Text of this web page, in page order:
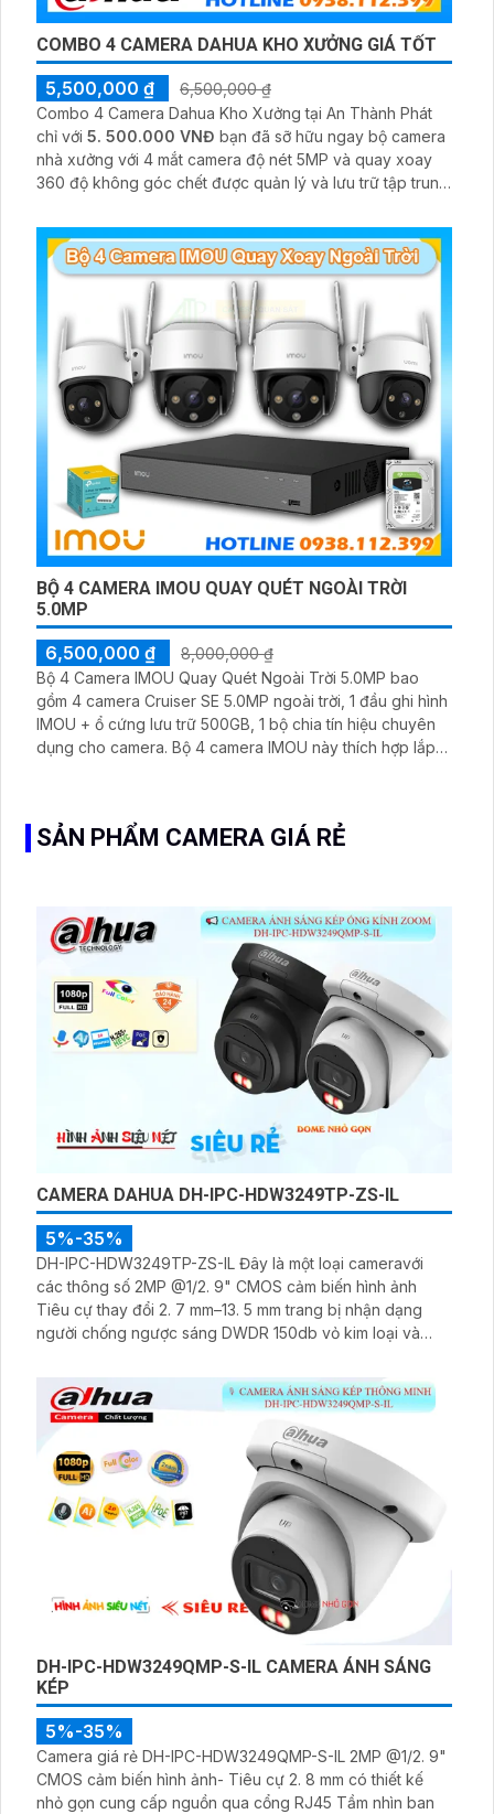
COMBO 4 CAMERA DAHUA KHO XƯỞNG GIÁ TỐT
5,500,000 ₫
6,500,000 ₫
Combo 4 Camera Dahua Kho Xưởng tại An Thành Phát
chỉ với 5. 500.000 VNĐ bạn đã sỡ hữu ngay bộ camera
nhà xưởng với 4 mắt camera độ nét 5MP và quay xoay
360 độ không góc chết được quản lý và lưu trữ tập trung
BỘ 4 CAMERA IMOU QUAY QUÉT NGOÀI TRỜI
5.0MP
6,500,000 ₫
8,000,000 ₫
Bộ 4 Camera IMOU Quay Quét Ngoài Trời 5.0MP bao
gồm 4 camera Cruiser SE 5.0MP ngoài trời, 1 đầu ghi hình
IMOU + ổ cứng lưu trữ 500GB, 1 bộ chia tín hiệu chuyên
dụng cho camera. Bộ 4 camera IMOU này thích hợp lắp
SẢN PHẨM CAMERA GIÁ RẺ
CAMERA DAHUA DH-IPC-HDW3249TP-ZS-IL
5%-35%
DH-IPC-HDW3249TP-ZS-IL Đây là một loại cameravới
các thông số 2MP @1/2. 9" CMOS cảm biến hình ảnh
Tiêu cự thay đổi 2. 7 mm–13. 5 mm trang bị nhận dạng
người chống ngược sáng DWDR 150db vỏ kim loại và
hợp cho công trình chuyên dụng phát hiện người/phương
tiện
DH-IPC-HDW3249QMP-S-IL CAMERA ÁNH SÁNG
KÉP
5%-35%
Camera giá rẻ DH-IPC-HDW3249QMP-S-IL 2MP @1/2. 9"
CMOS cảm biến hình ảnh- Tiêu cự 2. 8 mm có thiết kế
nhỏ gọn cung cấp nguồn qua cổng RJ45 Tầm nhìn ban